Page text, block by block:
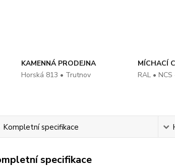
KAMENNÁ PRODEJNA
Horská 813 • Trutnov
MÍCHACÍ
RAL •
Kompletní specifikace
specifikace